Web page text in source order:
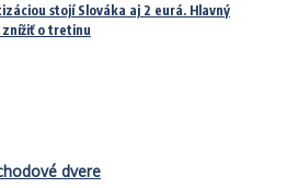
stojí Slováka aj 2 eurá. Hlavný
o tretinu
dvere